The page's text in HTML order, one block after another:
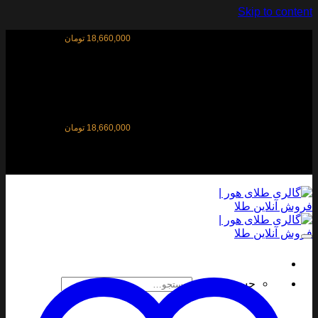
Skip to
18,660,000 تومان
18,660,000 تومان
جستجو برای: